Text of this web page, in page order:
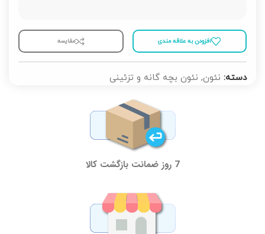
افزودن به علاقه مندی مقايسه
دسته: نئون, نئون بچه گانه و تزئینی
7 روز ضمانت بازگشت کالا